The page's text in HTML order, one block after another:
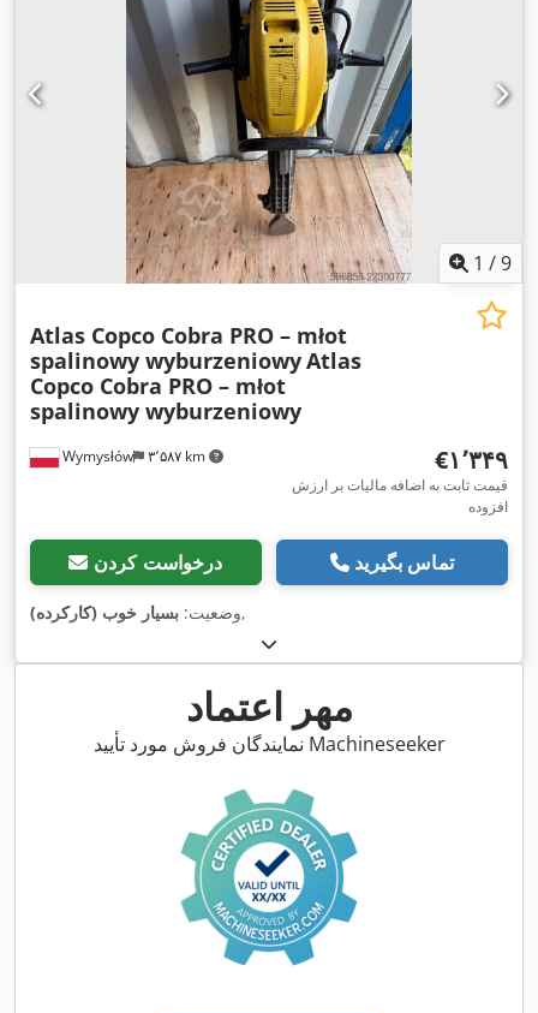
1 /9
Wymysłów ۳٬۵۸۷ km
Atlas Copco Cobra PRO – młot
spalinowy wyburzeniowyAtlas
Copco Cobra PRO – młot
spalinowy wyburzeniowy
‎€۱٬۳۴۹
قیمت ثابت به اضافه مالیات بر ارزش
افزوده
درخواست کردن تماس بگیرید
وضعیت: بسیار خوب (کارکرده) ,
مهر اعتماد
نمایندگان فروش مورد تأیید Machineseeker